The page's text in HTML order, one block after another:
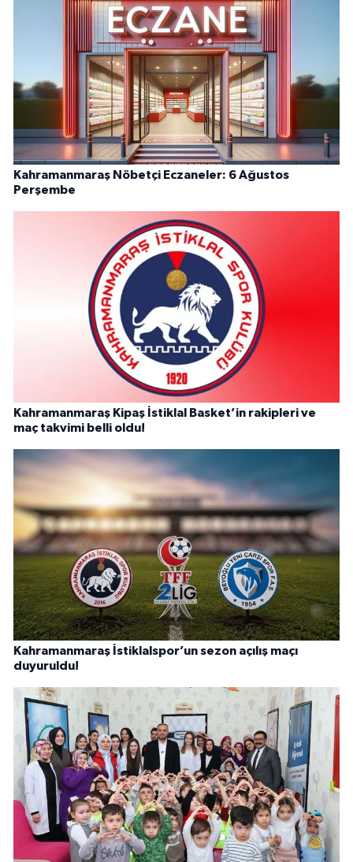
Kahramanmaraş Nöbetçi Eczaneler: 6 Ağustos
Perşembe
Kahramanmaraş Kipaş İstiklal Basket’in rakipleri ve
maç takvimi belli oldu!
Kahramanmaraş İstiklalspor’un sezon açılış maçı
duyuruldu!